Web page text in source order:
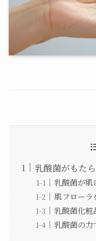
乳酸菌がもた
乳酸菌が肌
肌フロー
乳酸菌化粧
乳酸菌の力